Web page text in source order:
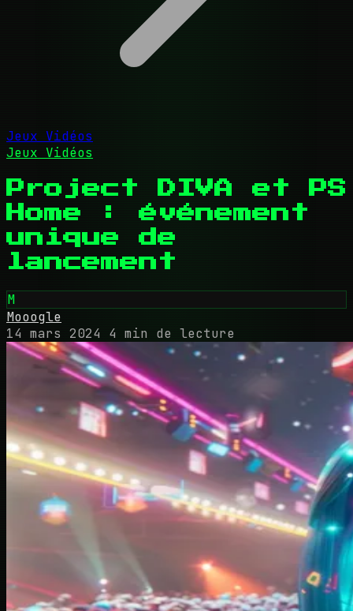
Jeux Vidéos
Jeux Vidéos
Project DIVA et PS
Home : événement
unique de
lancement
M
Mooogle
14 mars 2024
4 min de lecture